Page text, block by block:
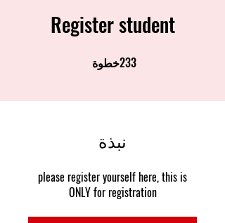
Register student
233خطوة
نبذة
please register yourself here, this is
ONLY for registration